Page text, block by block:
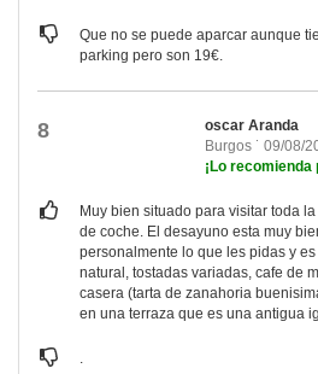
Que no se puede aparcar aunque
parking pero son 19€.
8
oscar Aranda
Burgos ˙ 09/08/
¡Lo
Muy bien situado para visitar toda
de coche. El desayuno esta muy
personalmente lo que les pidas y
natural, tostadas variadas, cafe de
casera (tarta de zanahoria
en una terraza que es una antigua